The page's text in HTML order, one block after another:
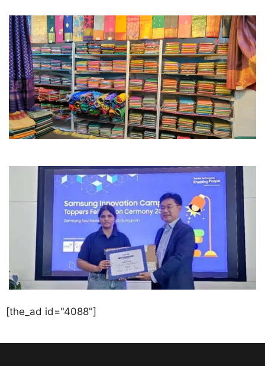
[the_ad id="4088"]